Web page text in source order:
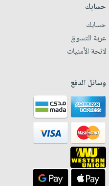
حسابك
حسابك
عربة التسوق
لائحة الأمنيات
وسائل الدفع